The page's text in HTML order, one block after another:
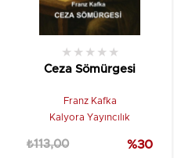
Ceza Sömürgesi
★ ★ ★ ★ ★
Franz Kafka
Kalyora Yayıncılık
₺113,00 %30